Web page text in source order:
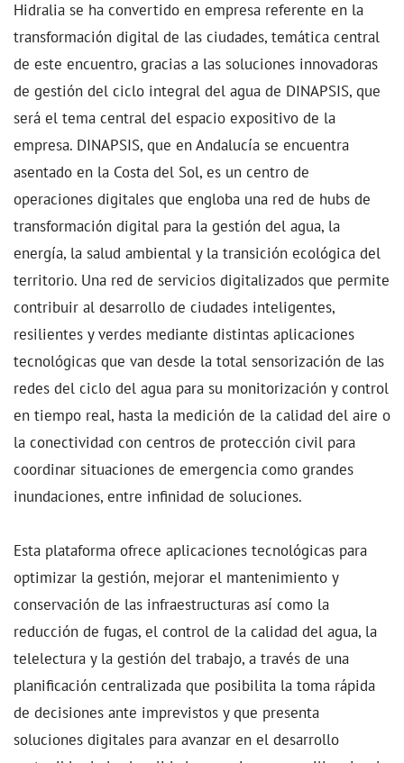
Hidralia se ha convertido en empresa referente en la
transformación digital de las ciudades, temática central
de este encuentro, gracias a las soluciones innovadoras
de gestión del ciclo integral del agua de DINAPSIS, que
será el tema central del espacio expositivo de la
empresa. DINAPSIS, que en Andalucía se encuentra
asentado en la Costa del Sol, es un centro de
operaciones digitales que engloba una red de hubs de
transformación digital para la gestión del agua, la
energía, la salud ambiental y la transición ecológica del
territorio. Una red de servicios digitalizados que permite
contribuir al desarrollo de ciudades inteligentes,
resilientes y verdes mediante distintas aplicaciones
tecnológicas que van desde la total sensorización de las
redes del ciclo del agua para su monitorización y control
en tiempo real, hasta la medición de la calidad del aire o
la conectividad con centros de protección civil para
coordinar situaciones de emergencia como grandes
inundaciones, entre infinidad de soluciones.
Esta plataforma ofrece aplicaciones tecnológicas para
optimizar la gestión, mejorar el mantenimiento y
conservación de las infraestructuras así como la
reducción de fugas, el control de la calidad del agua, la
telelectura y la gestión del trabajo, a través de una
planificación centralizada que posibilita la toma rápida
de decisiones ante imprevistos y que presenta
soluciones digitales para avanzar en el desarrollo